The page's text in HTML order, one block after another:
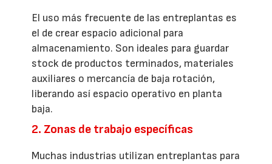
El uso más frecuente de las entreplantas es
el de crear espacio adicional para
almacenamiento. Son ideales para guardar
stock de productos terminados, materiales
auxiliares o mercancía de baja rotación,
liberando así espacio operativo en planta
baja.
2. Zonas de trabajo específicas
Muchas industrias utilizan entreplantas para